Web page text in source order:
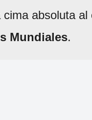
cima absoluta
Mundiales.